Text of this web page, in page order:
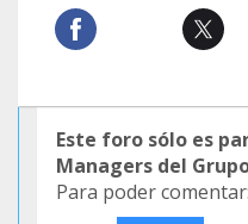
Este foro sólo es
Managers del
Para poder comentar: